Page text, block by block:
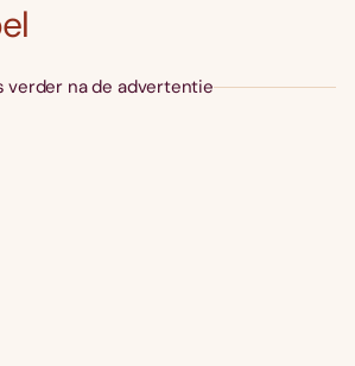
verder na de advertentie